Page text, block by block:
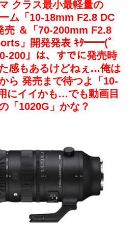
クラス最小最軽量の
ム「10-18mm F2.8 DC
売 ＆「70-200mm F2.8
」開発発表 ｷﾀ━━(ﾟ
」は、すでに発売時
感もあるけどねぇ…俺は
ら 発売まで待つよ「10-
にイイかも…でも動画目
「1020G」かな？